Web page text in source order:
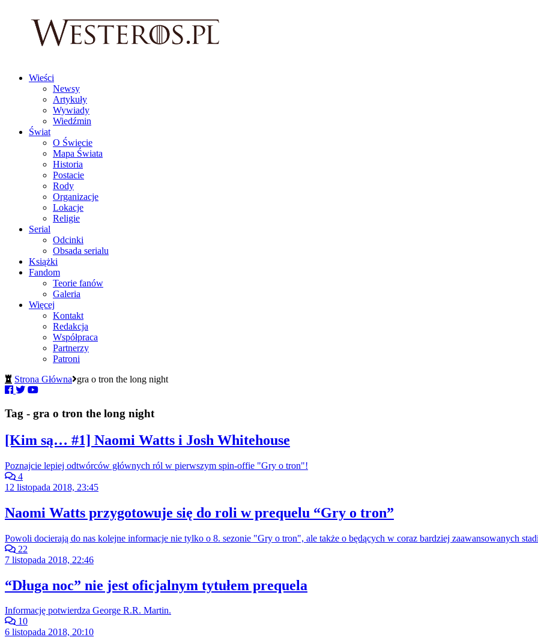
Wieści
Newsy
Artykuły
Wywiady
Wiedźmin
Świat
O Świecie
Mapa Świata
Historia
Postacie
Rody
Organizacje
Lokacje
Religie
Serial
Odcinki
Obsada serialu
Książki
Fandom
Teorie fanów
Galeria
Więcej
Kontakt
Redakcja
Współpraca
Partnerzy
Patroni
Strona Główna gra o tron the long night
Tag - gra o tron the long night
[Kim są… #1] Naomi Watts i Josh Whitehouse
Poznajcie lepiej odtwórców głównych ról w pierwszym spin-offie "Gry o tron"!
4
12 listopada 2018, 23:45
Naomi Watts przygotowuje się do roli w prequelu “Gry o tron”
Powoli docierają do nas kolejne informacje nie tylko o 8. sezonie "Gry o tron", ale także o będących w coraz bardziej zaawansowanych
22
7 listopada 2018, 22:46
“Długa noc” nie jest oficjalnym tytułem prequela
Informację potwierdza George R.R. Martin.
10
6 listopada 2018, 20:10